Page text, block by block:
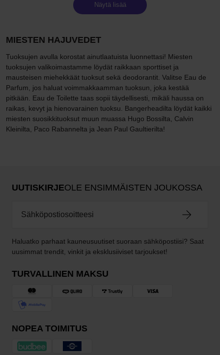
Näytä lisää
MIESTEN HAJUVEDET
Tuoksujen avulla korostat ainutlaatuista luonnettasi! Miesten
tuoksujen valikoimastamme löydät raikkaan sporttiset ja
mausteisen miehekkäät tuoksut sekä deodorantit. Valitse Eau de
Parfum, jos haluat voimmakkaamman tuoksun, joka kestää
pitkään. Eau de Toilette taas sopii täydellisesti, mikäli haussa on
raikas, kevyt ja hienovarainen tuoksu. Bangerheadilta löydät kaikki
miesten suosikkituoksut muun muassa Hugo Bossilta, Calvin
Kleinilta, Paco Rabannelta ja Jean Paul Gaultierilta!
UUTISKIRJEOLE ENSIMMÄISTEN JOUKOSSA
Haluatko parhaat kauneusuutiset suoraan sähköpostiisi? Saat
uusimmat trendit, vinkit ja eksklusiiviset tarjoukset!
TURVALLINEN MAKSU
NOPEA TOIMITUS